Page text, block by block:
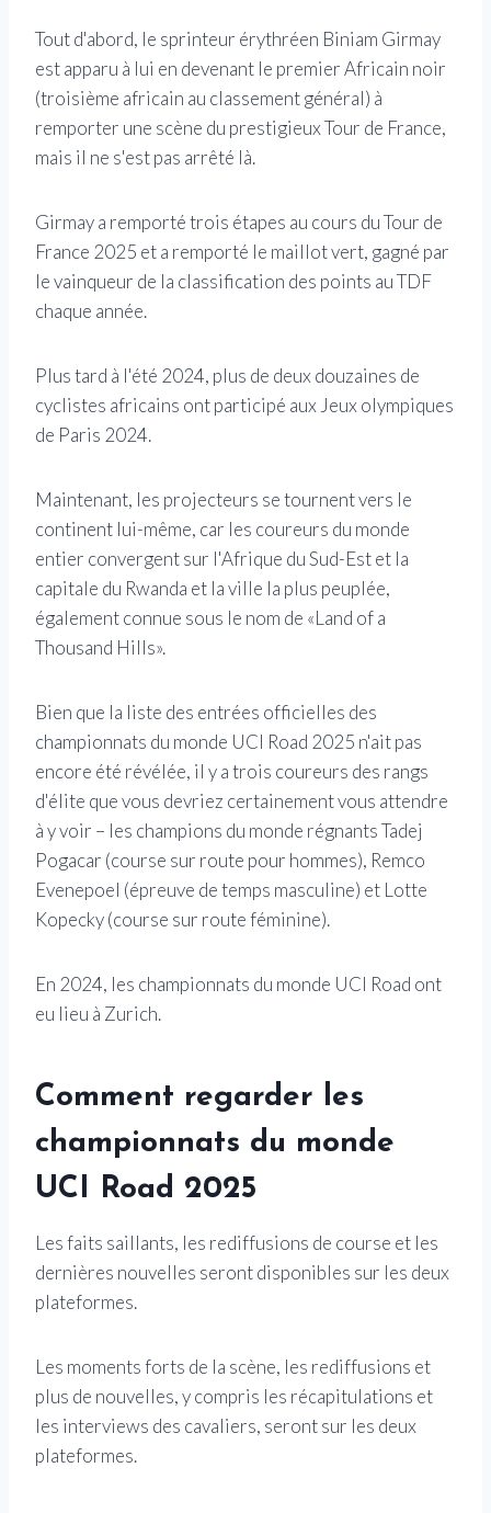
Tout d'abord, le sprinteur érythréen Biniam Girmay
est apparu à lui en devenant le premier Africain noir
(troisième africain au classement général) à
remporter une scène du prestigieux Tour de France,
mais il ne s'est pas arrêté là.
Girmay a remporté trois étapes au cours du Tour de
France 2025 et a remporté le maillot vert, gagné par
le vainqueur de la classification des points au TDF
chaque année.
Plus tard à l'été 2024, plus de deux douzaines de
cyclistes africains ont participé aux Jeux olympiques
de Paris 2024.
Maintenant, les projecteurs se tournent vers le
continent lui-même, car les coureurs du monde
entier convergent sur l'Afrique du Sud-Est et la
capitale du Rwanda et la ville la plus peuplée,
également connue sous le nom de «Land of a
Thousand Hills».
Bien que la liste des entrées officielles des
championnats du monde UCI Road 2025 n'ait pas
encore été révélée, il y a trois coureurs des rangs
d'élite que vous devriez certainement vous attendre
à y voir – les champions du monde régnants Tadej
Pogacar (course sur route pour hommes), Remco
Evenepoel (épreuve de temps masculine) et Lotte
Kopecky (course sur route féminine).
En 2024, les championnats du monde UCI Road ont
eu lieu à Zurich.
Comment regarder les
championnats du monde
UCI Road 2025
Les faits saillants, les rediffusions de course et les
dernières nouvelles seront disponibles sur les deux
plateformes.
Les moments forts de la scène, les rediffusions et
plus de nouvelles, y compris les récapitulations et
les interviews des cavaliers, seront sur les deux
plateformes.